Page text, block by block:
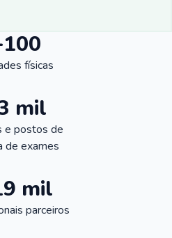
físicas
mil
e postos de
de exames
mil
parceiros